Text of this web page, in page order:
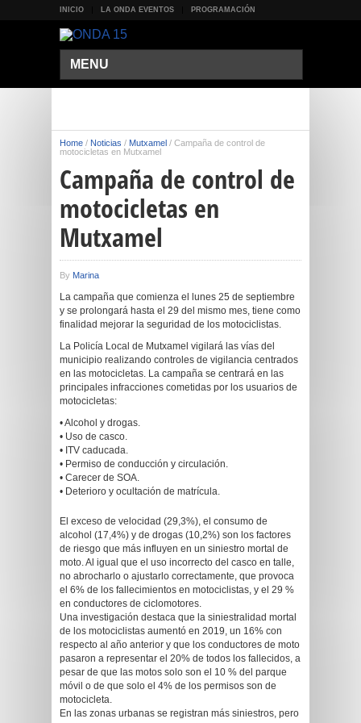
INICIO LA ONDA EVENTOS PROGRAMACIÓN
MENU
Home / Noticias / Mutxamel / Campaña de control de
motocicletas en Mutxamel
Campaña de control de
motocicletas en
Mutxamel
By Marina
La campaña que comienza el lunes 25 de septiembre
y se prolongará hasta el 29 del mismo mes, tiene como
finalidad mejorar la seguridad de los motociclistas.
La Policía Local de Mutxamel vigilará las vías del
municipio realizando controles de vigilancia centrados
en las motocicletas. La campaña se centrará en las
principales infracciones cometidas por los usuarios de
motocicletas:
• Alcohol y drogas.
• Uso de casco.
• ITV caducada.
• Permiso de conducción y circulación.
• Carecer de SOA.
• Deterioro y ocultación de matrícula.
El exceso de velocidad (29,3%), el consumo de
alcohol (17,4%) y de drogas (10,2%) son los factores
de riesgo que más influyen en un siniestro mortal de
moto. Al igual que el uso incorrecto del casco en talle,
no abrocharlo o ajustarlo correctamente, que provoca
el 6% de los fallecimientos en motociclistas, y el 29 %
en conductores de ciclomotores.
Una investigación destaca que la siniestralidad mortal
de los motociclistas aumentó en 2019, un 16% con
respecto al año anterior y que los conductores de moto
pasaron a representar el 20% de todos los fallecidos, a
pesar de que las motos solo son el 10 % del parque
móvil o de que solo el 4% de los permisos son de
motocicleta.
En las zonas urbanas se registran más siniestros, pero